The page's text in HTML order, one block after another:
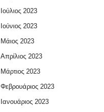
Ιούλιος 2023
Ιούνιος 2023
Μάιος 2023
Απρίλιος 2023
Μάρτιος 2023
Φεβρουάριος 2023
Ιανουάριος 2023